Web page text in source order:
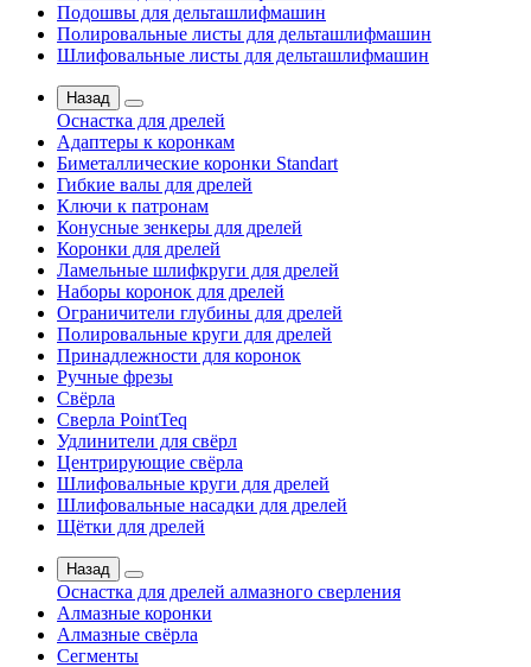
Подошвы для дельташлифмашин
Полировальные листы для дельташлифмашин
Шлифовальные листы для дельташлифмашин
Назад
Оснастка для дрелей
Адаптеры к коронкам
Биметаллические коронки Standart
Гибкие валы для дрелей
Ключи к патронам
Конусные зенкеры для дрелей
Коронки для дрелей
Ламельные шлифкруги для дрелей
Наборы коронок для дрелей
Ограничители глубины для дрелей
Полировальные круги для дрелей
Принадлежности для коронок
Ручные фрезы
Свёрла
Сверла PointTeq
Удлинители для свёрл
Центрирующие свёрла
Шлифовальные круги для дрелей
Шлифовальные насадки для дрелей
Щётки для дрелей
Назад
Оснастка для дрелей алмазного сверления
Алмазные коронки
Алмазные свёрла
Сегменты